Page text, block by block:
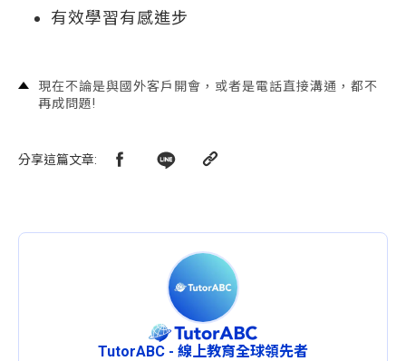
有效學習有感進步
現在不論是與國外客戶開會，或者是電話直接溝通，都不
再成問題!
分享這篇文章:
TutorABC - 線上教育全球領先者